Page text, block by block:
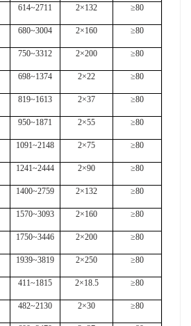
614~2711 2×132 ≥80
680~3004 2×160 ≥80
750~3312 2×200 ≥80
698~1374 2×22 ≥80
819~1613 2×37 ≥80
950~1871 2×55 ≥80
1091~2148 2×75 ≥80
1241~2444 2×90 ≥80
1400~2759 2×132 ≥80
1570~3093 2×160 ≥80
1750~3446 2×200 ≥80
1939~3819 2×250 ≥80
411~1815 2×18.5 ≥80
482~2130 2×30 ≥80